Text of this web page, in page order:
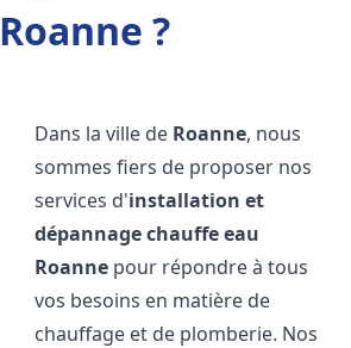
Roanne ?
Dans la ville de Roanne, nous
sommes fiers de proposer nos
services d'installation et
dépannage chauffe eau
Roanne pour répondre à tous
vos besoins en matière de
chauffage et de plomberie. Nos